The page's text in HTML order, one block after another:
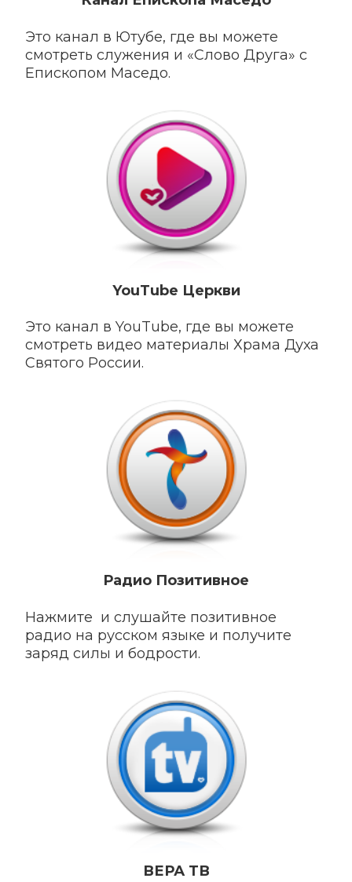
Это канал в Ютубе, где вы можете
смотреть служения и «Слово Друга» c
Епископом Маседо.
YouTube Церкви
Это канал в YouTube, где вы можете
смотреть видео материалы Храма Духа
Святого России.
Радио Позитивное
Нажмите и слушайте позитивное
радио на русском языке и получите
заряд силы и бодрости.
ВЕРА ТВ